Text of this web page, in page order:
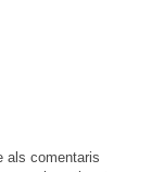
als comentaris